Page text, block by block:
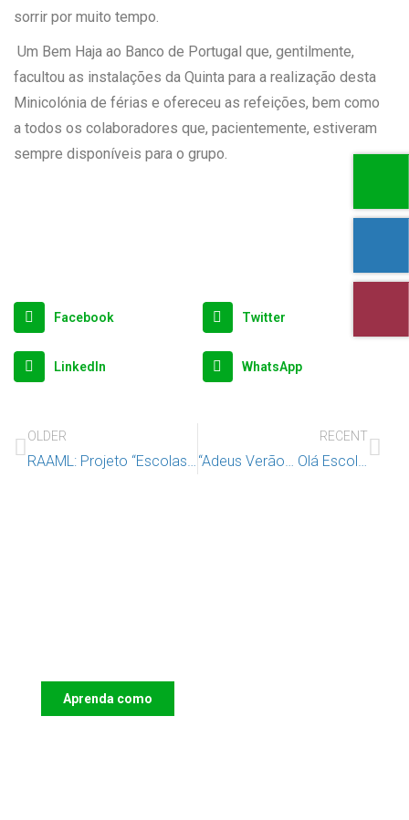
sorrir por muito tempo.
Um Bem Haja ao Banco de Portugal que, gentilmente,
facultou as instalações da Quinta para a realização desta
Minicolónia de férias e ofereceu as refeições, bem como
a todos os colaboradores que, pacientemente, estiveram
sempre disponíveis para o grupo.
Facebook Twitter
LinkedIn WhatsApp
OLDER RECENT
Aprenda como